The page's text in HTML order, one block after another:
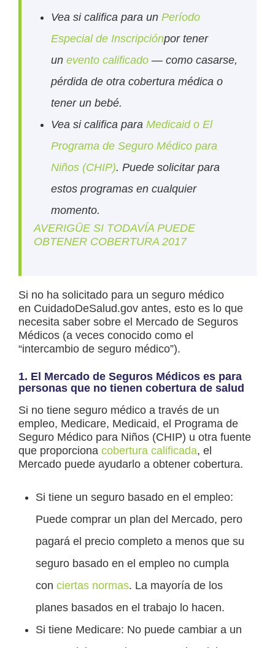
Vea si califica para un Período
Especial de Inscripciónpor tener
un evento calificado — como casarse,
pérdida de otra cobertura médica o
tener un bebé.
Vea si califica para Medicaid o El
Programa de Seguro Médico para
Niños (CHIP). Puede solicitar para
estos programas en cualquier
momento.
AVERIGÜE SI TODAVÍA PUEDE
OBTENER COBERTURA 2017
Si no ha solicitado para un seguro médico
en CuidadoDeSalud.gov antes, esto es lo que
necesita saber sobre el Mercado de Seguros
Médicos (a veces conocido como el
“intercambio de seguro médico”).
1. El Mercado de Seguros Médicos es para
personas que no tienen cobertura de salud
Si no tiene seguro médico a través de un
empleo, Medicare, Medicaid, el Programa de
Seguro Médico para Niños (CHIP) u otra fuente
que proporciona cobertura calificada, el
Mercado puede ayudarlo a obtener cobertura.
Si tiene un seguro basado en el empleo:
Puede comprar un plan del Mercado, pero
pagará el precio completo a menos que su
seguro basado en el empleo no cumpla
con ciertas normas. La mayoría de los
planes basados en el trabajo lo hacen.
Si tiene Medicare: No puede cambiar a un